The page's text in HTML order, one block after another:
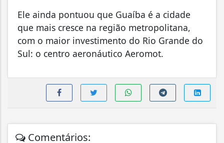
Ele ainda pontuou que Guaíba é a cidade
que mais cresce na região metropolitana,
com o maior investimento do Rio Grande do
Sul: o centro aeronáutico Aeromot.
Comentários: